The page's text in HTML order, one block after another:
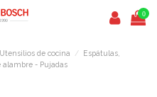
0
Utensilios de cocina
Espátulas,
alambre - Pujadas